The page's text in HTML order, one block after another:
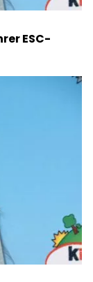
ESC-